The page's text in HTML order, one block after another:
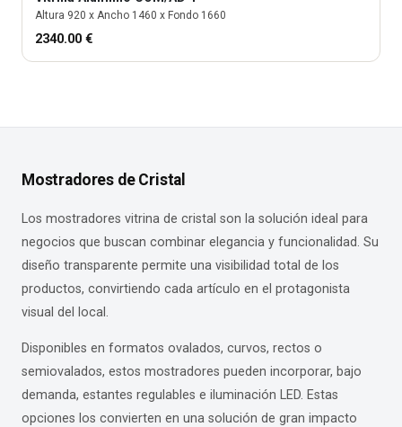
Altura 920 x Ancho 1460 x Fondo 1660
2340.00 €
Mostradores de Cristal
Los mostradores vitrina de cristal son la solución ideal para
negocios que buscan combinar elegancia y funcionalidad. Su
diseño transparente permite una visibilidad total de los
productos, convirtiendo cada artículo en el protagonista
visual del local.
Disponibles en formatos ovalados, curvos, rectos o
semiovalados, estos mostradores pueden incorporar, bajo
demanda, estantes regulables e iluminación LED. Estas
opciones los convierten en una solución de gran impacto